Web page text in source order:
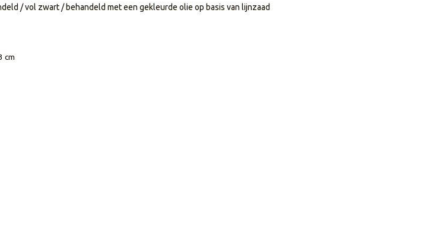
/ vol zwart / behandeld met een gekleurde olie op basis van lijnzaad
cm